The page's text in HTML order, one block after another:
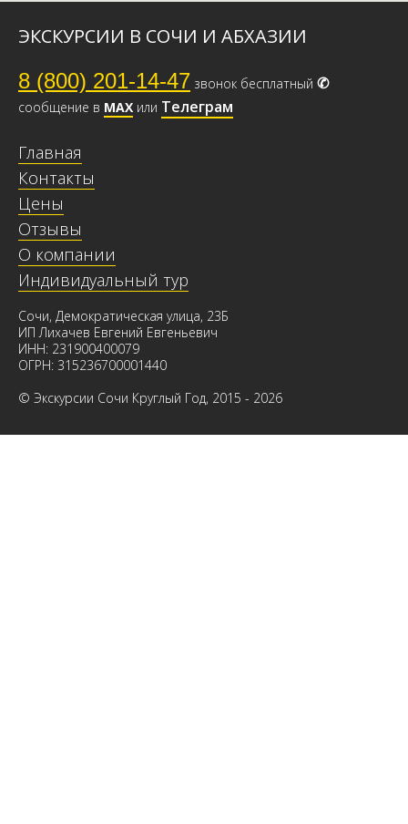
ЭКСКУРСИИ В СОЧИ И АБХАЗИИ
8 (800) 201-14-47 звонок бесплатный ✆
сообщение в МАХ или Телеграм
Главная
Контакты
Цены
Отзывы
О компании
Индивидуальный тур
Сочи, Демократическая улица, 23Б
ИП Лихачев Евгений Евгеньевич
ИНН: 231900400079
ОГРН: 315236700001440
© Экскурсии Сочи Круглый Год, 2015 - 2026